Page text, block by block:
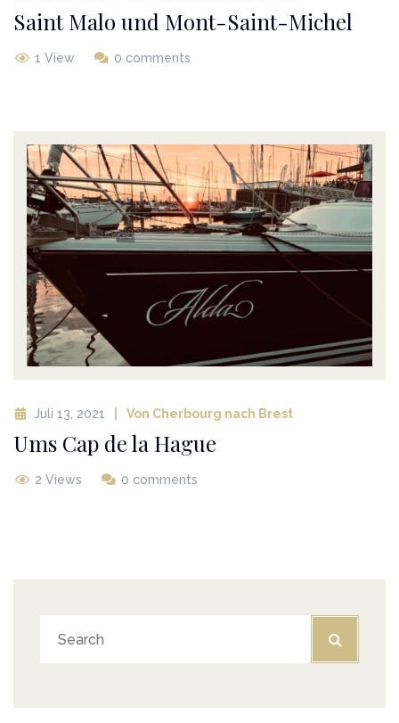
Saint Malo und Mont-Saint-Michel
1 View 0 comments
Juli 13, 2021 Von Cherbourg nach Brest
Ums Cap de la Hague
2 Views 0 comments